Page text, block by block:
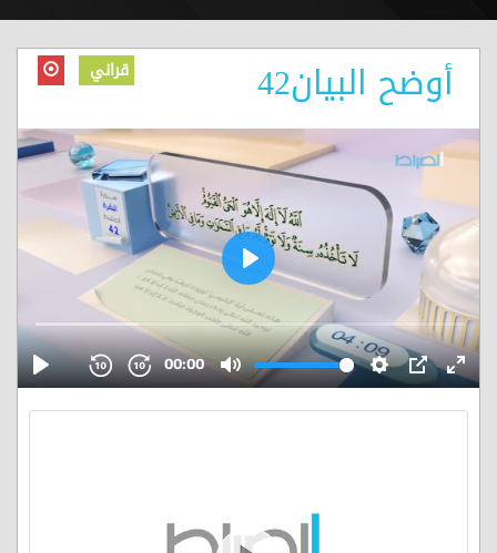
أوضح البيان42 قراني